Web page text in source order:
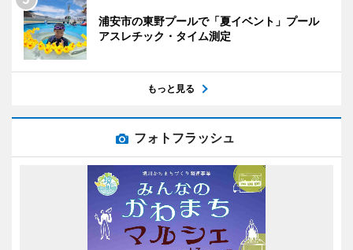
浦安市の東野プールで「夏イベント」プール
アスレチック・タイム測定
もっと見る
フォトフラッシュ